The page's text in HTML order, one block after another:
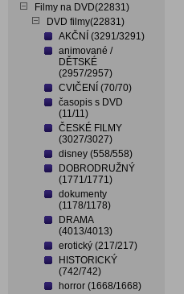
Filmy na DVD(22831)
DVD filmy(22831)
AKČNÍ (3291/3291)
animované /
DĚTSKÉ
(2957/2957)
CVIČENÍ (70/70)
časopis s DVD
(11/11)
ČESKÉ FILMY
(3027/3027)
disney (558/558)
DOBRODRUŽNÝ
(1771/1771)
dokumenty
(1178/1178)
DRAMA
(4013/4013)
erotický (217/217)
HISTORICKÝ
(742/742)
horror (1668/1668)